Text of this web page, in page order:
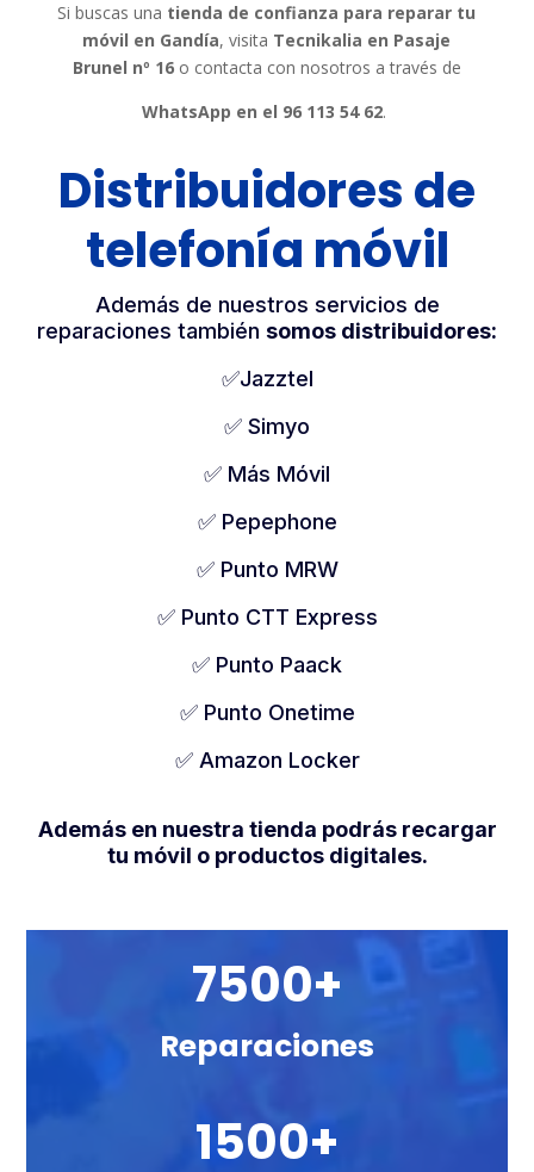
Si buscas una tienda de confianza para reparar tu
móvil en Gandía, visita Tecnikalia en Pasaje
Brunel nº 16o contacta con nosotros a través de
WhatsApp en el 96 113 54 62.
Distribuidores de
telefonía móvil
Además de nuestros servicios de
reparaciones también somos distribuidores:
✅Jazztel
✅ Simyo
✅ Más Móvil
✅ Pepephone
✅ Punto MRW
✅ Punto CTT Express
✅ Punto Paack
✅ Punto Onetime
✅ Amazon Locker
Además en nuestra tienda podrás recargar
tu móvil o productos digitales.
7500+
Reparaciones
1500+